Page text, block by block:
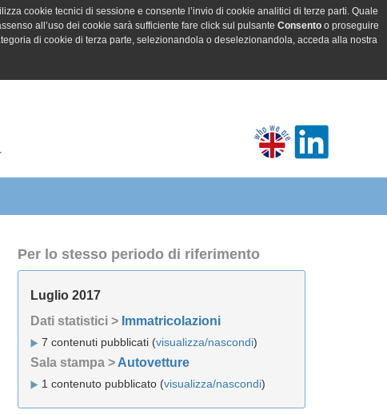
cookie tecnici di sessione e consente l’invio di cookie analitici di terze parti. Quale
all’uso dei cookie sarà sufficiente fare click sul pulsante Consentoo proseguire
di cookie di terza parte, selezionandola o deselezionandola, acceda alla nostra
Per lo stesso periodo di riferimento
Luglio 2017
Dati statistici > Immatricolazioni
7 contenuti pubblicati (visualizza/nascondi)
Sala stampa > Autovetture
1 contenuto pubblicato (visualizza/nascondi)